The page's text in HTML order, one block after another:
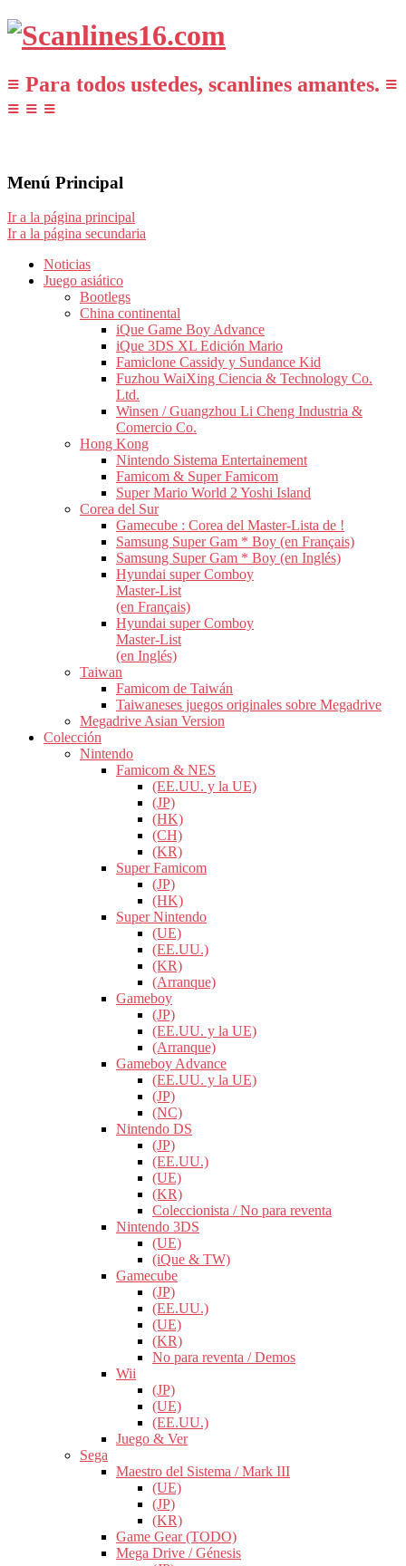
≡ Para todos ustedes, scanlines amantes. ≡
≡ ≡ ≡
Menú Principal
Ir a la página principal
Ir a la página secundaria
Noticias
Juego asiático
Bootlegs
China continental
iQue Game Boy Advance
iQue 3DS XL Edición Mario
Famiclone Cassidy y Sundance Kid
Fuzhou WaiXing Ciencia & Technology Co.
Ltd.
Winsen / Guangzhou Li Cheng Industria &
Comercio Co.
Hong Kong
Nintendo Sistema Entertainement
Famicom & Super Famicom
Super Mario World 2 Yoshi Island
Corea del Sur
Gamecube : Corea del Master-Lista de !
Samsung Super Gam * Boy (en Français)
Samsung Super Gam * Boy (en Inglés)
Hyundai super Comboy
Master-List
(en Français)
Hyundai super Comboy
Master-List
(en Inglés)
Taiwan
Famicom de Taiwán
Taiwaneses juegos originales sobre Megadrive
Megadrive Asian Version
Colección
Nintendo
Famicom & NES
(EE.UU. y la UE)
(JP)
(HK)
(CH)
(KR)
Super Famicom
(JP)
(HK)
Super Nintendo
(UE)
(EE.UU.)
(KR)
(Arranque)
Gameboy
(JP)
(EE.UU. y la UE)
(Arranque)
Gameboy Advance
(EE.UU. y la UE)
(JP)
(NC)
Nintendo DS
(JP)
(EE.UU.)
(UE)
(KR)
Coleccionista / No para reventa
Nintendo 3DS
(UE)
(iQue & TW)
Gamecube
(JP)
(EE.UU.)
(UE)
(KR)
No para reventa / Demos
Wii
(JP)
(UE)
(EE.UU.)
Juego & Ver
Sega
Maestro del Sistema / Mark III
(UE)
(JP)
(KR)
Game Gear (TODO)
Mega Drive / Génesis